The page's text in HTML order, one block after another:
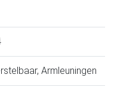
Armleuningen